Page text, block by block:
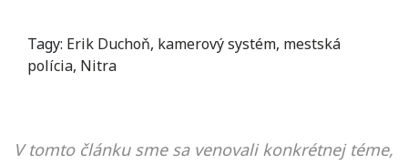
Tagy: Erik Duchoň, kamerový systém, mestská
polícia, Nitra
V tomto článku sme sa venovali konkrétnej téme,